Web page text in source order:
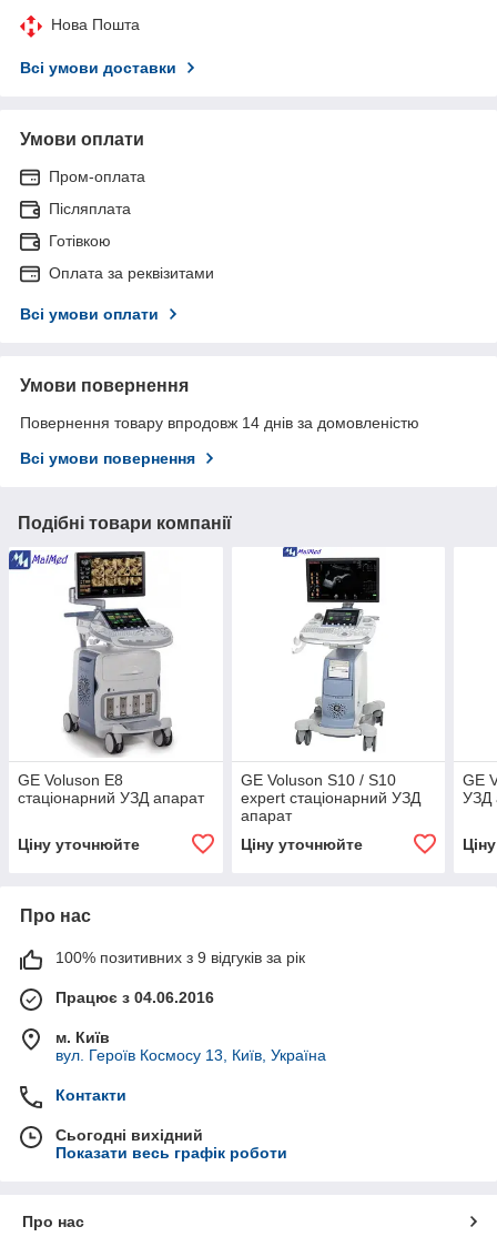
Нова Пошта
Всі умови доставки
Умови оплати
Пром-оплата
Післяплата
Готівкою
Оплата за реквізитами
Всі умови оплати
Умови повернення
Повернення товару впродовж 14 днів за домовленістю
Всі умови повернення
Подібні товари компанії
GE Voluson E8
стаціонарний УЗД апарат
Ціну уточнюйте
GE Voluson S10 / S10
expert стаціонарний УЗД
апарат
Ціну уточнюйте
GE
УЗД
Про нас
100% позитивних з 9 відгуків за рік
Працює з 04.06.2016
м. Київ
вул. Героїв Космосу 13, Київ, Україна
Контакти
Сьогодні вихідний
Показати весь графік роботи
Про нас